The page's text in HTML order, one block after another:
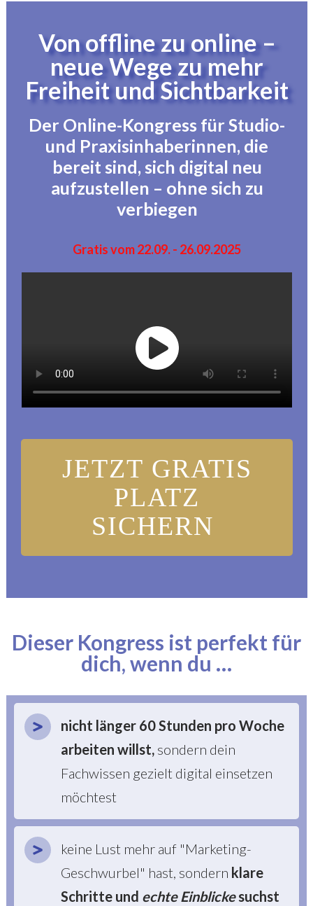
Von offline zu online –
neue Wege zu mehr
Freiheit und Sichtbarkeit
Der Online-Kongress für Studio-
und Praxisinhaberinnen, die
bereit sind, sich digital neu
aufzustellen – ohne sich zu
verbiegen
Gratis vom 22.09. - 26.09.2025
JETZT GRATIS
PLATZ
SICHERN
Dieser Kongress ist perfekt für
dich, wenn du …
nicht länger 60 Stunden pro Woche
arbeiten willst, sondern dein
Fachwissen gezielt digital einsetzen
möchtest
keine Lust mehr auf "Marketing-
Geschwurbel" hast, sondern klare
Schritte und echte Einblickesuchst